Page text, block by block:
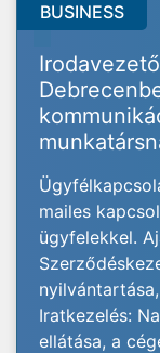
BUSINESS
mailes
ügyfelekkel.
Iratkezelés:
ellátása, a